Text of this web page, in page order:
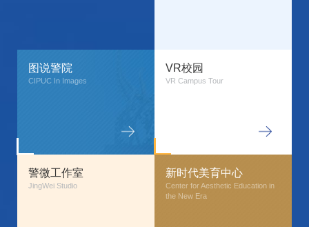
图说警院
CIPUC In Images
警微工作室
JingWei Studio
VR校园
VR Campus Tour
新时代美育中心
Center for Aesthetic Education in
the New Era